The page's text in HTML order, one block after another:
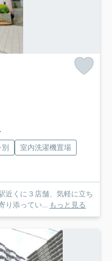
室内洗濯機置場
り添ってい... もっと見る